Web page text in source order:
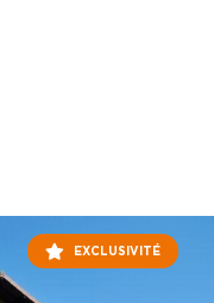
EXCLUSIVITÉ